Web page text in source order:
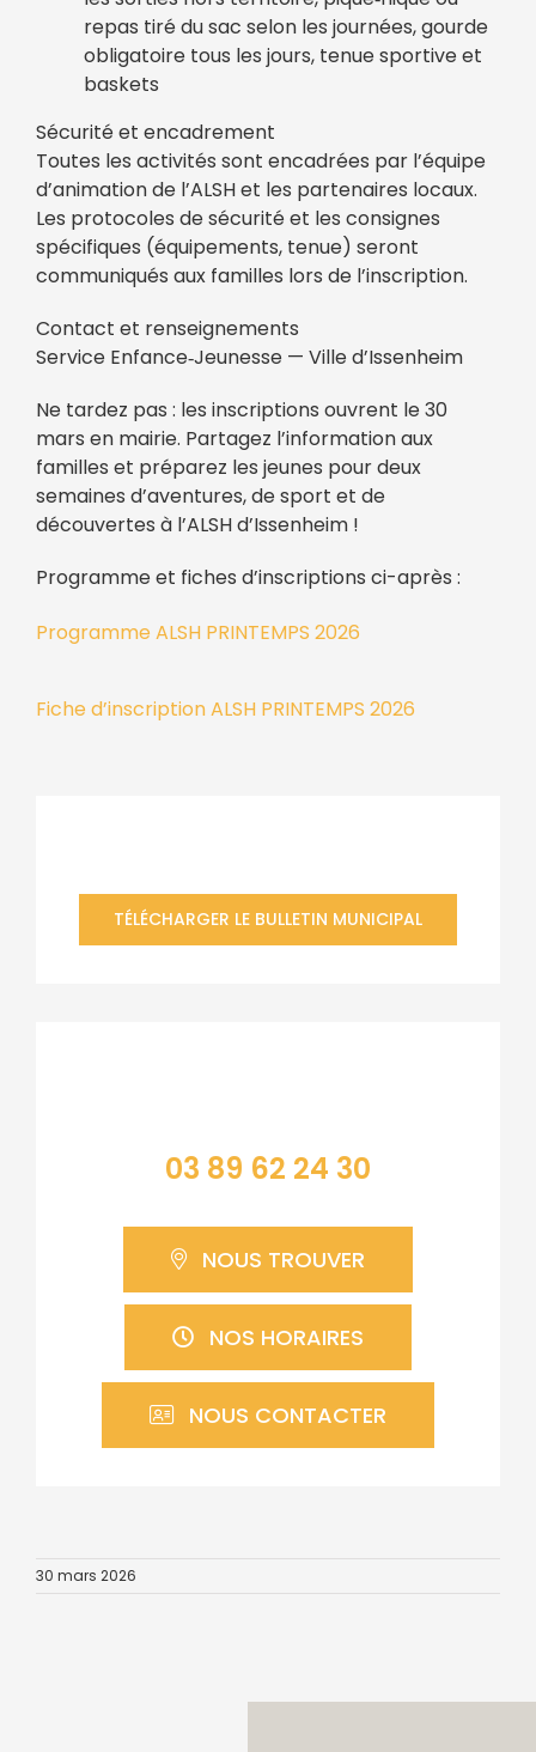
repas tiré du sac selon les journées, gourde
obligatoire tous les jours, tenue sportive et
baskets
Sécurité et encadrement
Toutes les activités sont encadrées par l’équipe
d’animation de l’ALSH et les partenaires locaux.
Les protocoles de sécurité et les consignes
spécifiques (équipements, tenue) seront
communiqués aux familles lors de l’inscription.
Contact et renseignements
Service Enfance‑Jeunesse — Ville d’Issenheim
Ne tardez pas : les inscriptions ouvrent le 30
mars en mairie. Partagez l’information aux
familles et préparez les jeunes pour deux
semaines d’aventures, de sport et de
découvertes à l’ALSH d’Issenheim !
Programme et fiches d’inscriptions ci-après :
Programme ALSH PRINTEMPS 2026
Fiche d’inscription ALSH PRINTEMPS 2026
TÉLÉCHARGER LE BULLETIN MUNICIPAL
03 89 62 24 30
NOUS TROUVER
NOS HORAIRES
NOUS CONTACTER
30 mars 2026